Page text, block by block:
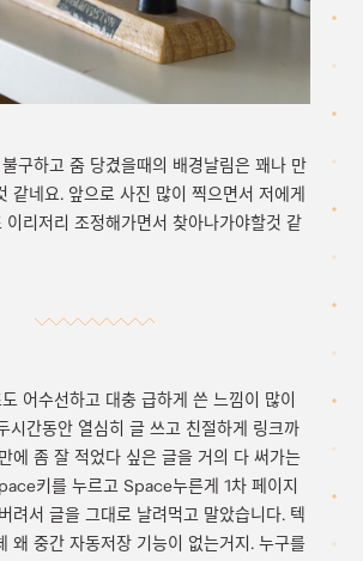
구하고 줌 당겼을때의 배경날림은 꽤나 만
같네요. 앞으로 사진 많이 찍으면서 저에게
이리저리 조정해가면서 찾아나가야할것 같
어수선하고 대충 급하게 쓴 느낌이 많이
시간동안 열심히 글 쓰고 친절하게 링크까
에 좀 잘 적었다 싶은 글을 거의 다 써가는
키를 누르고 Space누른게 1차 페이지
려서 글을 그대로 날려먹고 말았습니다. 텍
왜 중간 자동저장 기능이 없는거지. 누구를